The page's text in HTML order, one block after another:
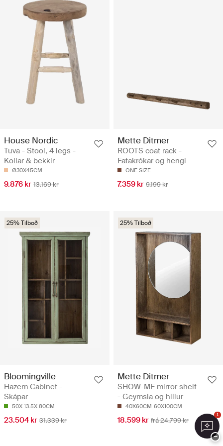
House Nordic
Tuva - Stool, 4 legs -
Kollar & bekkir
Ø30X45CM
9.876 kr 13.169 kr
Mette Ditmer
ROOTS coat rack -
Fatakrókar og hengi
ONE SIZE
7.359 kr 9.199 kr
25% Tilboð
Bloomingville
Hazem Cabinet -
Skápar
50X 13.5X 80CM
23.504 kr 31.339 kr
25% Tilboð
Mette Ditmer
SHOW-ME mirror shelf
- Geymsla og hillur
40X60CM 60X100CM
18.599 kr frá 24.799 kr
1
−